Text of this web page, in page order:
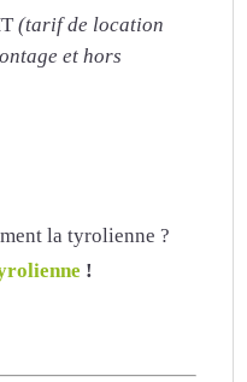
(tarif de location
et hors
la tyrolienne ?
!